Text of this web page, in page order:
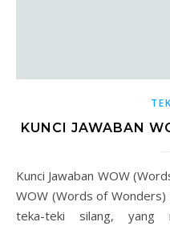
KUNCI JAWABAN
Kunci Jawaban WOW (Words of Wonders Lengkap) – Game
WOW (Words of
teka-teki silang, yang